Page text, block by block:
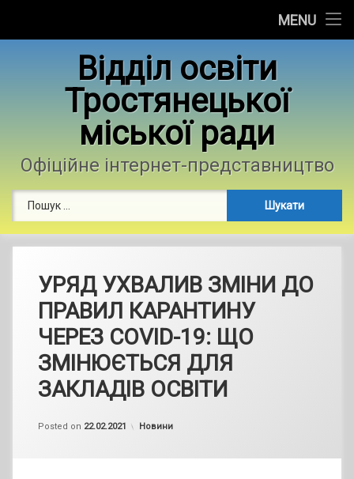
MENU
Контакти
Фотогалерея
Відділ освіти
Тростянецької
міської ради
Офіційне інтернет-представництво
УРЯД УХВАЛИВ ЗМІНИ ДО
ПРАВИЛ КАРАНТИНУ
ЧЕРЕЗ COVID-19: ЩО
ЗМІНЮЄТЬСЯ ДЛЯ
ЗАКЛАДІВ ОСВІТИ
Posted on 22.02.2021
by
Categories:
Новини